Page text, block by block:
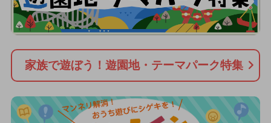
家族で遊ぼう！遊園地・テーマパーク特集